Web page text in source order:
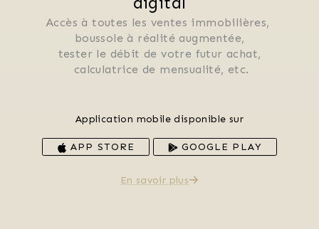
Accès à toutes les ventes immobilières,
boussole à réalité augmentée,
tester le débit de votre futur achat,
calculatrice de mensualité, etc.
Application mobile disponible sur
APP STORE GOOGLE PLAY
En savoir plus